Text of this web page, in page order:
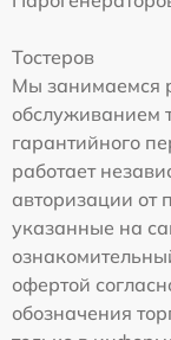
Тостеров
Мы занимаемся
обслуживанием
гарантийного
работает
авторизации от
указанные на
офертой
обозначения